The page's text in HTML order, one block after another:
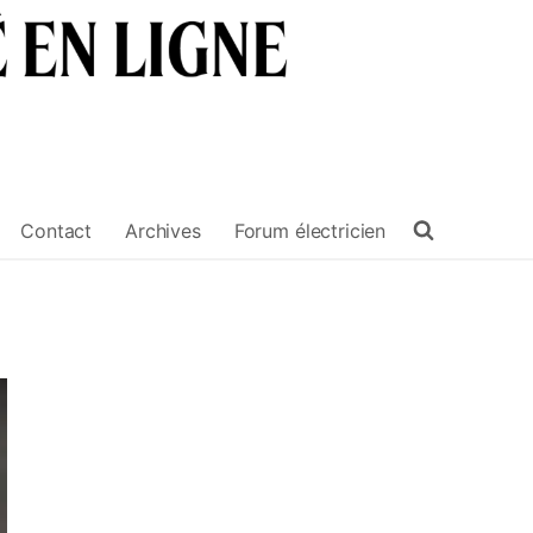
Contact Archives Forum électricien